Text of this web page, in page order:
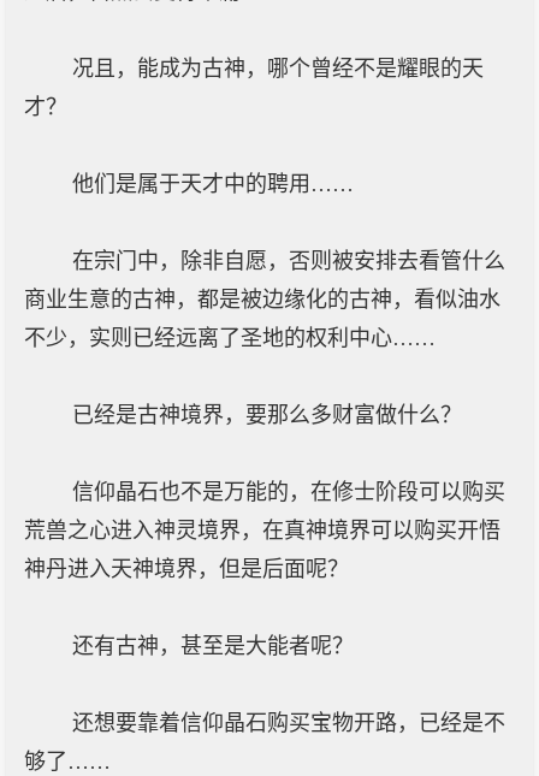
况且，能成为古神，哪个曾经不是耀眼的天
才？
他们是属于天才中的聘用……
在宗门中，除非自愿，否则被安排去看管什么
商业生意的古神，都是被边缘化的古神，看似油水
不少，实则已经远离了圣地的权利中心……
已经是古神境界，要那么多财富做什么？
信仰晶石也不是万能的，在修士阶段可以购买
荒兽之心进入神灵境界，在真神境界可以购买开悟
神丹进入天神境界，但是后面呢？
还有古神，甚至是大能者呢？
还想要靠着信仰晶石购买宝物开路，已经是不
够了……